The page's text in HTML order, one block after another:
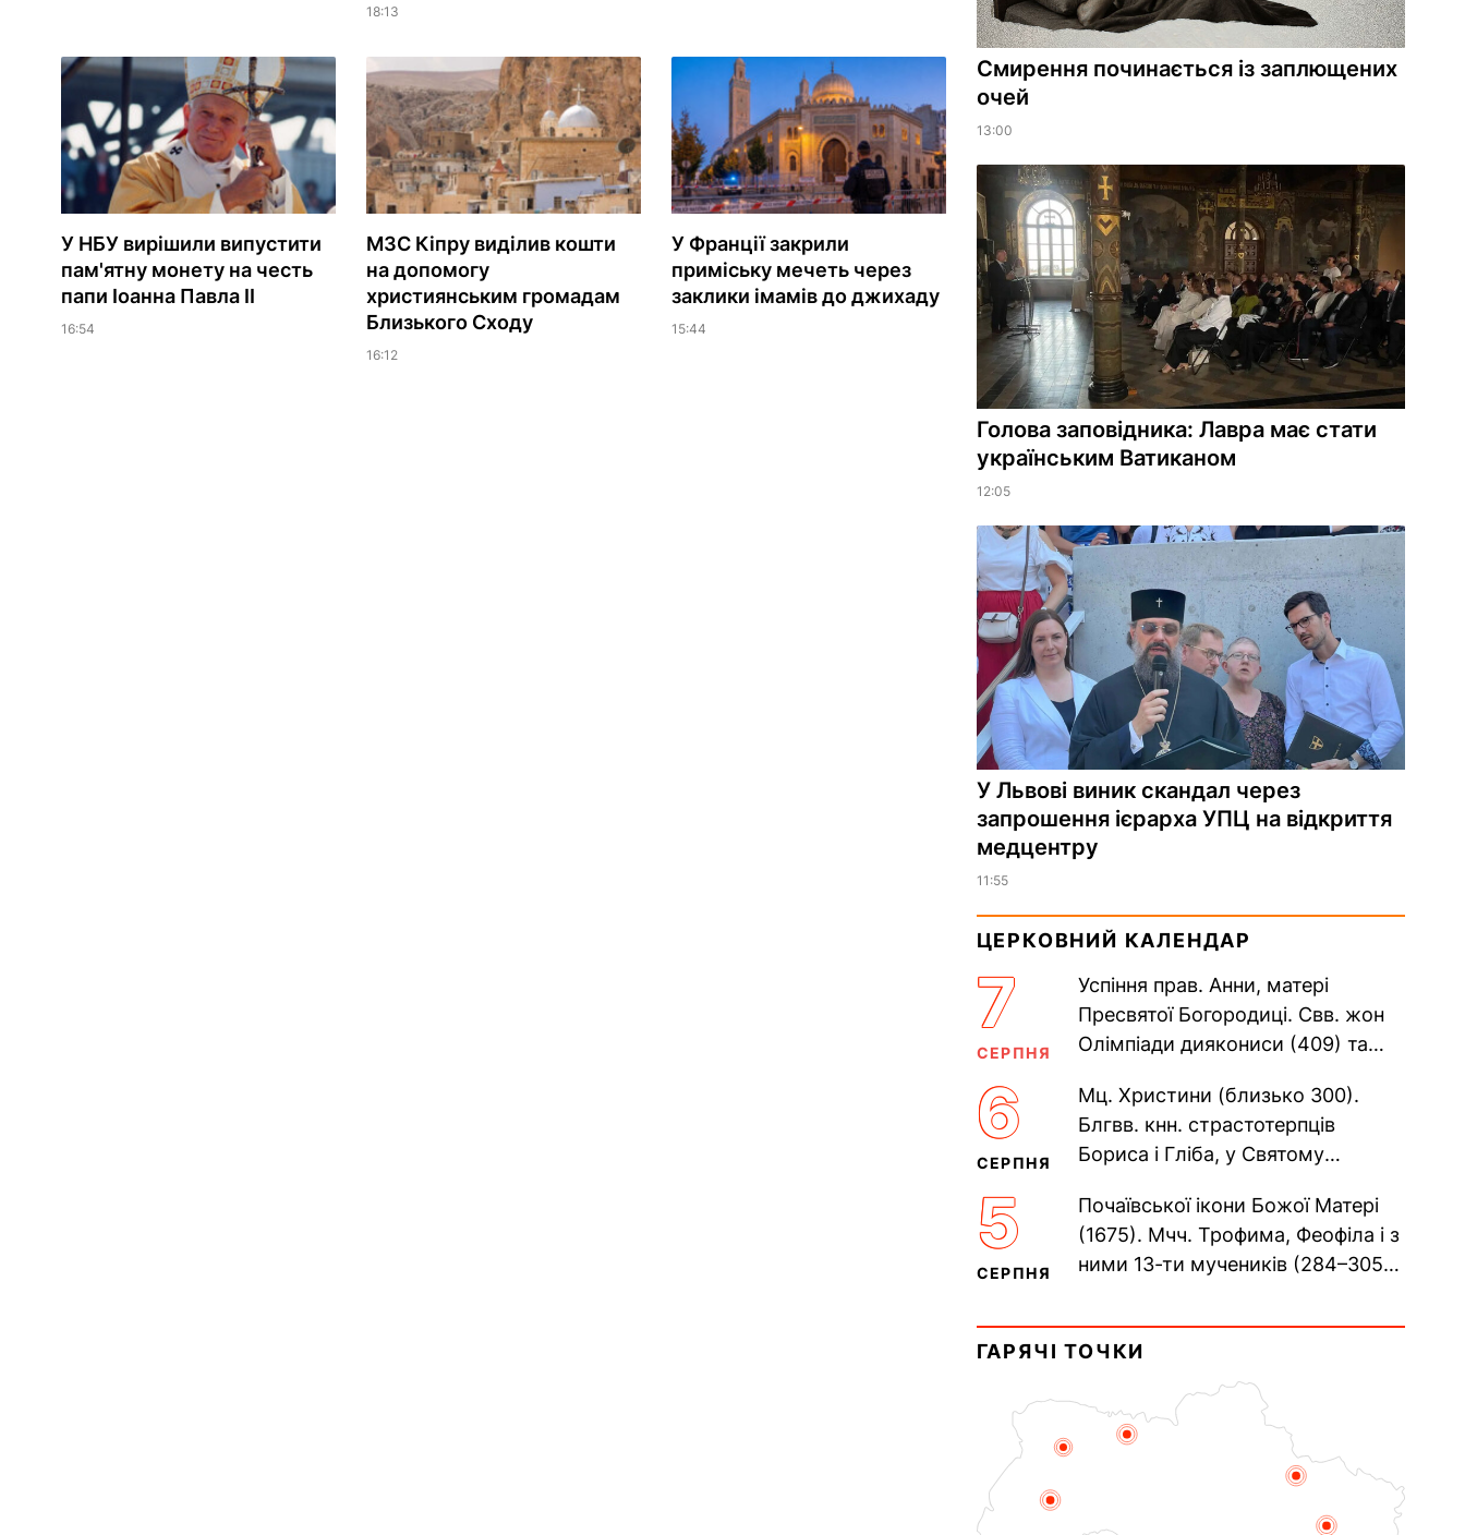
18:13
У НБУ вирішили випустити
пам'ятну монету на честь
папи Іоанна Павла II
16:54
МЗС Кіпру виділив кошти
на допомогу
християнським громадам
Близького Сходу
16:12
У Франції закрили
приміську мечеть через
заклики імамів до джихаду
15:44
Смирення починається із заплющених
очей
13:00
Голова заповідника: Лавра має стати
українським Ватиканом
12:05
У Львові виник скандал через
запрошення ієрарха УПЦ на відкриття
медцентру
11:55
ЦЕРКОВНИЙ КАЛЕНДАР
7
СЕРПНЯ
Успіння прав. Анни, матері
Пресвятої Богородиці. Свв. жон
Олімпіади диякониси (409) та
Пам’ять V Вселенського...
6
СЕРПНЯ
Мц. Христини (близько 300).
Блгвв. кнн. страстотерпців
Бориса і Гліба, у Святому
Прп. Полікарпа, архімандрита...
5
СЕРПНЯ
Почаївської ікони Божої Матері
(1675). Мчч. Трофима, Феофіла і з
ними 13-ти мучеників (284–305).
Равенійського (близько 75)....
ГАРЯЧІ ТОЧКИ